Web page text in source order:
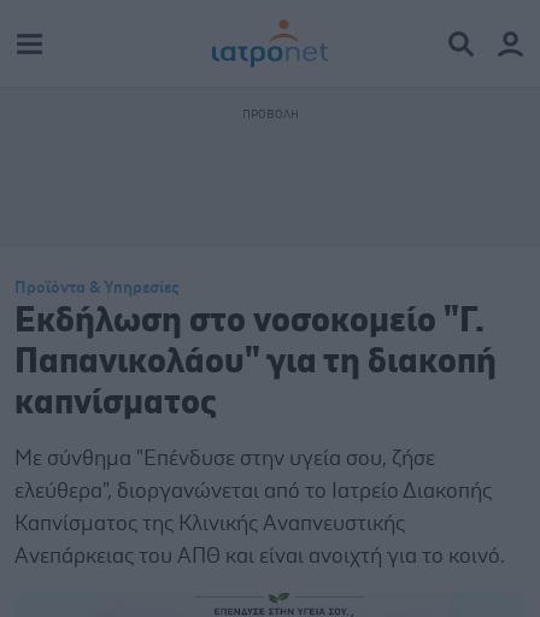
Προϊόντα & Υπηρεσίες
Εκδήλωση στο νοσοκομείο "Γ.
Παπανικολάου" για τη διακοπή
καπνίσματος
Με σύνθημα "Επένδυσε στην υγεία σου, ζήσε
ελεύθερα", διοργανώνεται από το Ιατρείο Διακοπής
Καπνίσματος της Κλινικής Αναπνευστικής
Ανεπάρκειας του ΑΠΘ και είναι ανοιχτή για το κοινό.